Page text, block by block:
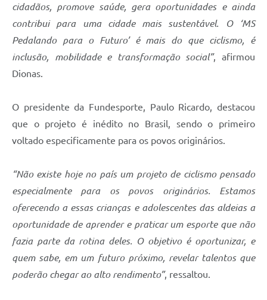
cidadãos, promove saúde, gera oportunidades e ainda
contribui para uma cidade mais sustentável. O ‘MS
Pedalando para o Futuro’ é mais do que ciclismo, é
inclusão, mobilidade e transformação social”, afirmou
Dionas.
O presidente da Fundesporte, Paulo Ricardo, destacou
que o projeto é inédito no Brasil, sendo o primeiro
voltado especificamente para os povos originários.
“Não existe hoje no país um projeto de ciclismo pensado
especialmente para os povos originários. Estamos
oferecendo a essas crianças e adolescentes das aldeias a
oportunidade de aprender e praticar um esporte que não
fazia parte da rotina deles. O objetivo é oportunizar, e
quem sabe, em um futuro próximo, revelar talentos que
poderão chegar ao alto rendimento”, ressaltou.